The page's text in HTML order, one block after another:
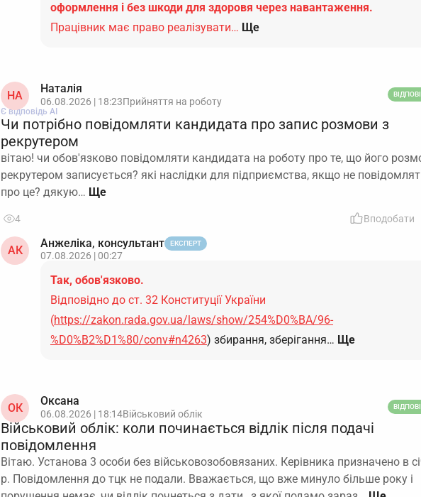
оформлення і без шкоди для здоровя через навантаження.
Працівник має право реалізувати… Ще
НА
Наталія
06.08.2026 | 18:23Прийняття на роботу
Є відповідь АІ
Чи потрібно повідомляти кандидата про запис розмови з
рекрутером
вітаю! чи обов'язково повідомляти кандидата на роботу про те, що його
рекрутером записується? які наслідки для підприємства, якщо не
про це? дякую…
4 Вподобати
АК
Анжеліка, консультант ЕКСПЕРТ
07.08.2026 | 00:27
Так, обов'язково.
Відповідно до ст. 32 Конституції України
(https://zakon.rada.gov.ua/laws/show/254%D0%BA/96-
%D0%B2%D1%80/conv#n4263) збирання, зберігання… Ще
ОК
Оксана
06.08.2026 | 18:14Військовий облік
Військовий облік: коли починається відлік після подачі
повідомлення
Вітаю. Установа 3 особи без військовозобовязаних. Керівника призначено в
р. Повідомлення до тцк не подали. Вважається, що вже минуло більше року і